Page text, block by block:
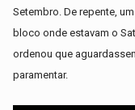
Setembro. De repente,
bloco onde estavam o
ordenou que
paramentar.